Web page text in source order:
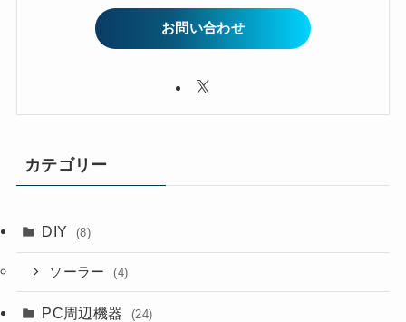
お問い合わせ
カテゴリー
DIY (8)
ソーラー (4)
PC周辺機器 (24)